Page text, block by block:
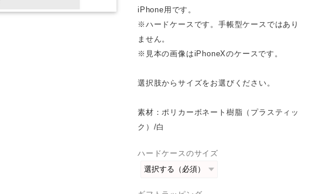
iPhone用です。
※ハードケースです。手帳型ケースではあり
ません。
※見本の画像はiPhoneXのケースです。
選択肢からサイズをお選びください。
素材：ポリカーボネート樹脂（プラスティッ
ク）/白
ハードケースのサイズ